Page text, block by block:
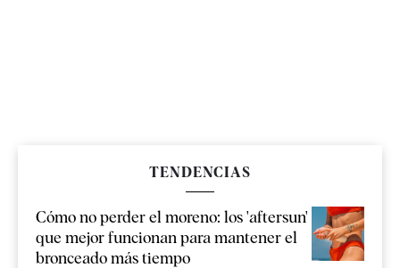
TENDENCIAS
Cómo no perder el moreno: los 'aftersun'
que mejor funcionan para mantener el
bronceado más tiempo